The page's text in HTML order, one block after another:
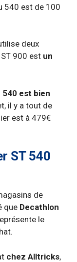
540 est de 100
deux
900 est un
540 est bien
il y a tout de
est à 479€
ST 540
de
que Decathlon
le
chez Alltricks,